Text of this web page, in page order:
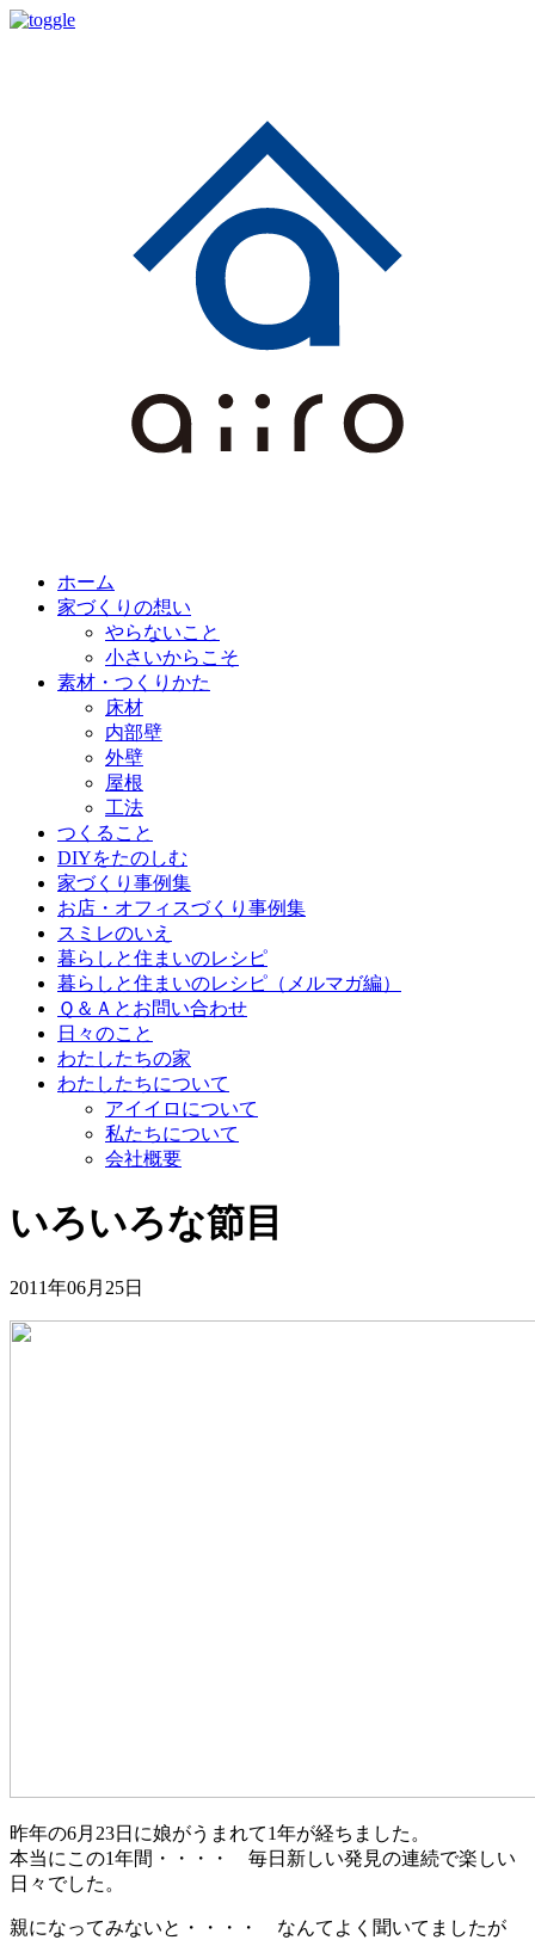
ホーム
家づくりの想い
やらないこと
小さいからこそ
素材・つくりかた
床材
内部壁
外壁
屋根
工法
つくること
DIYをたのしむ
家づくり事例集
お店・オフィスづくり事例集
スミレのいえ
暮らしと住まいのレシピ
暮らしと住まいのレシピ（メルマガ編）
Ｑ＆Ａとお問い合わせ
日々のこと
わたしたちの家
わたしたちについて
アイイロについて
私たちについて
会社概要
いろいろな節目
2011年06月25日
昨年の6月23日に娘がうまれて1年が経ちました。
本当にこの1年間・・・・ 毎日新しい発見の連続で楽しい
日々でした。
親になってみないと・・・・ なんてよく聞いてましたが